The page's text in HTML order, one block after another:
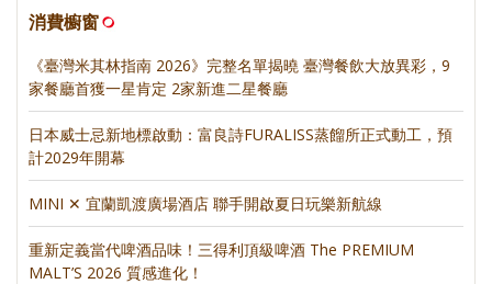
消費櫥窗
《臺灣米其林指南 2026》完整名單揭曉 臺灣餐飲大放異彩，9
家餐廳首獲一星肯定 2家新進二星餐廳
日本威士忌新地標啟動：富良詩FURALISS蒸餾所正式動工，預
計2029年開幕
MINI ✕ 宜蘭凱渡廣場酒店 聯手開啟夏日玩樂新航線
重新定義當代啤酒品味！三得利頂級啤酒 The PREMIUM
MALT’S 2026 質感進化！